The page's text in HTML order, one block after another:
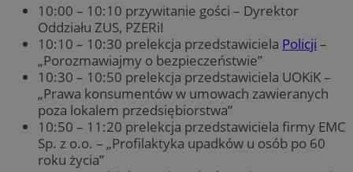
10:00 – 10:10 przywitanie gości – Dyrektor
Oddziału ZUS, PZERiI
10:10 – 10:30 prelekcja przedstawiciela Policji –
„Porozmawiajmy o bezpieczeństwie”
10:30 – 10:50 prelekcja przedstawiciela UOKiK –
„Prawa konsumentów w umowach zawieranych
poza lokalem przedsiębiorstwa”
10:50 – 11:20 prelekcja przedstawiciela firmy EMC
Sp. z o.o. – „Profilaktyka upadków u osób po 60
roku życia”